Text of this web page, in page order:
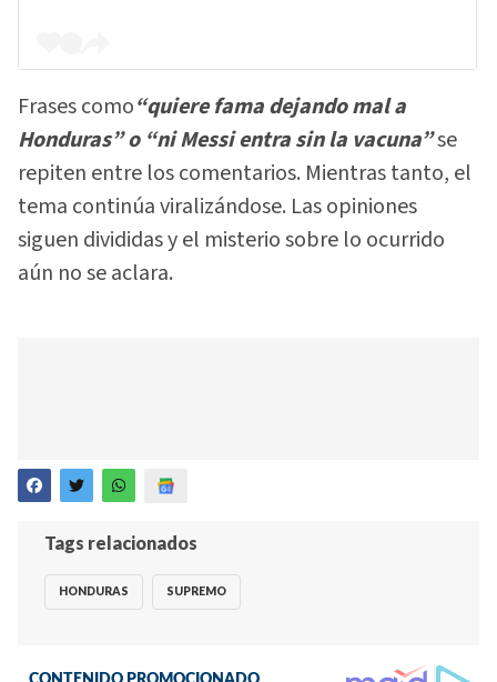
Frases como“quiere fama dejando mal a
Honduras” o “ni Messi entra sin la vacuna”se
repiten entre los comentarios. Mientras tanto, el
tema continúa viralizándose. Las opiniones
siguen divididas y el misterio sobre lo ocurrido
aún no se aclara.
Tags relacionados
HONDURAS SUPREMO